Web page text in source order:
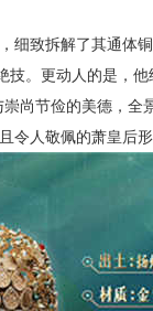
细致拆解了其通体
技。更动人的是，
崇尚节俭的美德，全
令人敬佩的萧皇后